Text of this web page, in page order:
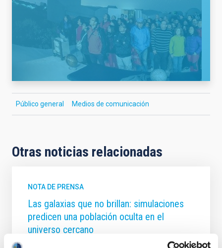
Público general Medios de comunicación
Otras noticias relacionadas
NOTA DE PRENSA
Las galaxias que no brillan: simulaciones
predicen una población oculta en el
universo cercano